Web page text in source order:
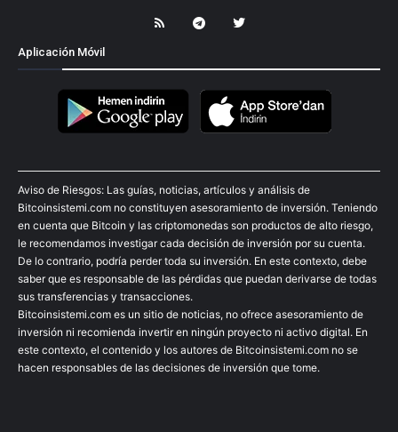
Aplicación Móvil
Aviso de Riesgos: Las guías, noticias, artículos y análisis de
Bitcoinsistemi.com no constituyen asesoramiento de inversión. Teniendo
en cuenta que Bitcoin y las criptomonedas son productos de alto riesgo,
le recomendamos investigar cada decisión de inversión por su cuenta.
De lo contrario, podría perder toda su inversión. En este contexto, debe
saber que es responsable de las pérdidas que puedan derivarse de todas
sus transferencias y transacciones.
Bitcoinsistemi.com es un sitio de noticias, no ofrece asesoramiento de
inversión ni recomienda invertir en ningún proyecto ni activo digital. En
este contexto, el contenido y los autores de Bitcoinsistemi.com no se
hacen responsables de las decisiones de inversión que tome.